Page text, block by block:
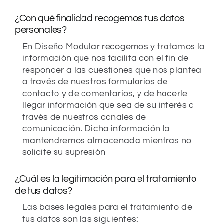
¿Con qué finalidad recogemos tus datos
personales?
En Diseño Modular recogemos y tratamos la
información que nos facilita con el fin de
responder a las cuestiones que nos plantea
a través de nuestros formularios de
contacto y de comentarios, y de hacerle
llegar información que sea de su interés a
través de nuestros canales de
comunicación. Dicha información la
mantendremos almacenada mientras no
solicite su supresión
¿Cuál es la legitimación para el tratamiento
de tus datos?
Las bases legales para el tratamiento de
tus datos son las siguientes: